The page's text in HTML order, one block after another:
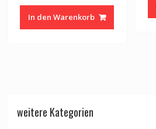
In den Warenkorb
weitere Kategorien